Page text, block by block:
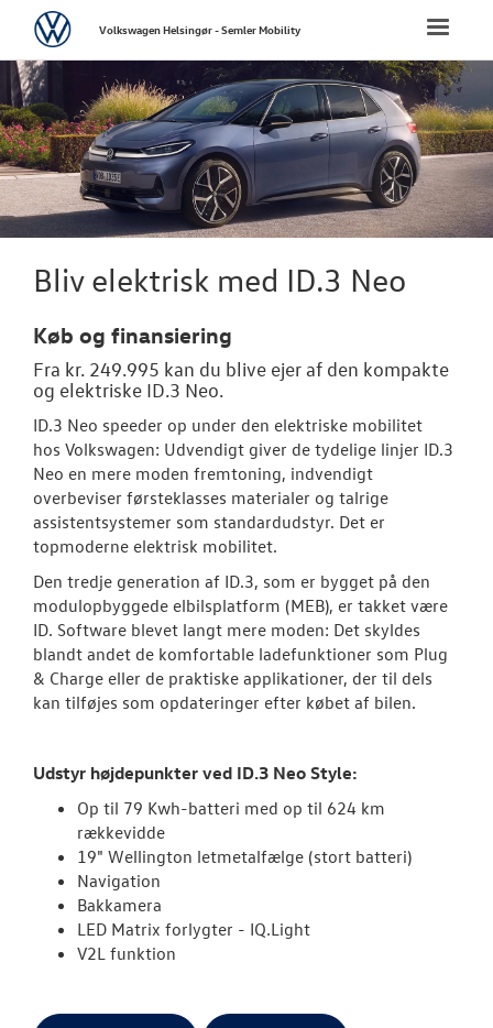
FORSIDE
NYE
Bestil
Byg din
Modeller
ID.3 Neo
ID.5
T-Roc
Aktuelle
Toggle
VolkswagenVolkswagen Helsingør - Semler Mobility
Bliv elektrisk med ID.3 Neo
Køb og finansiering
Fra kr. 249.995 kan du blive ejer af den kompakte
og elektriske ID.3 Neo.
ID.3 Neo speeder op under den elektriske mobilitet
hos Volkswagen: Udvendigt giver de tydelige linjer ID.3
Neo en mere moden fremtoning, indvendigt
overbeviser førsteklasses materialer og talrige
assistentsystemer som standardudstyr. Det er
topmoderne elektrisk mobilitet.
Den tredje generation af ID.3, som er bygget på den
modulopbyggede elbilsplatform (MEB), er takket være
ID. Software blevet langt mere moden: Det skyldes
blandt andet de komfortable ladefunktioner som Plug
& Charge eller de praktiske applikationer, der til dels
kan tilføjes som opdateringer efter købet af bilen.
Udstyr højdepunkter ved ID.3 Neo Style:
Op til 79 Kwh-batteri med op til 624 km
rækkevidde
19" Wellington letmetalfælge (stort batteri)
Navigation
Bakkamera
LED Matrix forlygter - IQ.Light
V2L funktion